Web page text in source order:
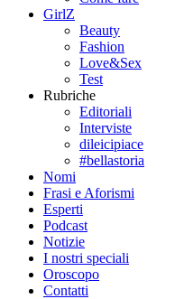
GirlZ
Beauty
Fashion
Love&Sex
Test
Rubriche
Editoriali
Interviste
dileicipiace
#bellastoria
Nomi
Frasi e Aforismi
Esperti
Podcast
Notizie
I nostri speciali
Oroscopo
Contatti